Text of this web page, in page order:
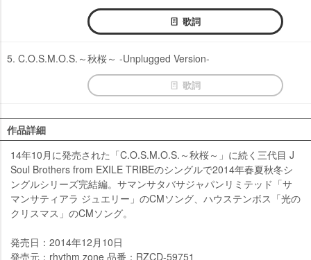
歌詞
5. C.O.S.M.O.S.～秋桜～ -Unplugged Version-
歌詞
作品詳細
14年10月に発売された「C.O.S.M.O.S.～秋桜～」に続く三代目 J
Soul Brothers from EXILE TRIBEのシングルで2014年春夏秋冬シ
ングルシリーズ完結編。サマンサタバサジャパンリミテッド「サ
マンサティアラ ジュエリー」のCMソング、ハウステンボス「光の
クリスマス」のCMソング。
発売日：2014年12月10日
発売元：rhythm zone 品番：RZCD-59751